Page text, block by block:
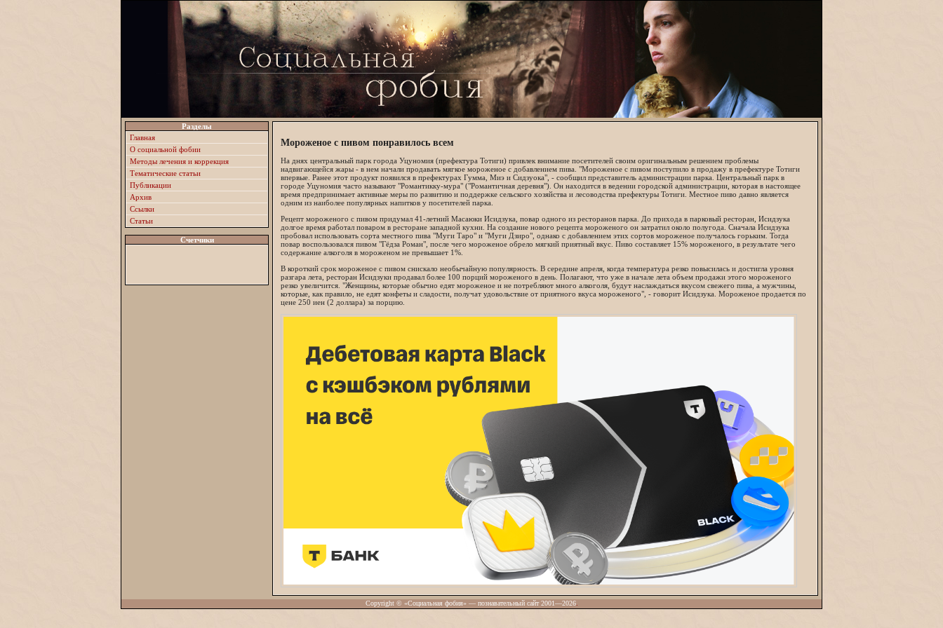
Разделы
Главная
О социальной фобии
Методы лечения и коррекция
Тематические статьи
Публикации
Архив
Ссылки
Статьи
Счетчики
Мороженое с пивом понравилось всем
На днях центральный парк города Уцуномия (префектура Тотиги) привлек внимание посетителей своим оригинальным решением проблемы
надвигающейся жары - в нем начали продавать мягкое мороженое с добавлением пива. "Мороженое с пивом поступило в продажу в префектуре Тотиги
впервые. Ранее этот продукт появился в префектурах Гумма, Миэ и Сидзуока", - сообщил представитель администрации парка. Центральный парк в
городе Уцуномия часто называют "Романтикку-мура" ("Романтичная деревня"). Он находится в ведении городской администрации, которая в настоящее
время предпринимает активные меры по развитию и поддержке сельского хозяйства и лесоводства префектуры Тотиги. Местное пиво давно является
одним из наиболее популярных напитков у посетителей парка.
Рецепт мороженого с пивом придумал 41-летний Масаюки Исидзука, повар одного из ресторанов парка. До прихода в парковый ресторан, Исидзука
долгое время работал поваром в ресторане западной кухни. На создание нового рецепта мороженого он затратил около полугода. Сначала Исидзука
пробовал использовать сорта местного пива "Муги Таро" и "Муги Дзиро", однако с добавлением этих сортов мороженое получалось горьким. Тогда
повар воспользовался пивом "Гёдза Роман", после чего мороженое обрело мягкий приятный вкус. Пиво составляет 15% мороженого, в результате чего
содержание алкоголя в мороженом не превышает 1%.
В короткий срок мороженое с пивом снискало необычайную популярность. В середине апреля, когда температура резко повысилась и достигла уровня
разгара лета, ресторан Исидзуки продавал более 100 порций мороженого в день. Полагают, что уже в начале лета объем продажи этого мороженого
резко увеличится. "Женщины, которые обычно едят мороженое и не потребляют много алкоголя, будут наслаждаться вкусом свежего пива, а мужчины,
которые, как правило, не едят конфеты и сладости, получат удовольствие от приятного вкуса мороженого", - говорит Исидзука. Мороженое продается по
цене 250 иен (2 доллара) за порцию.
Copyright © «Социальная фобия» — познавательный сайт 2001—2026.